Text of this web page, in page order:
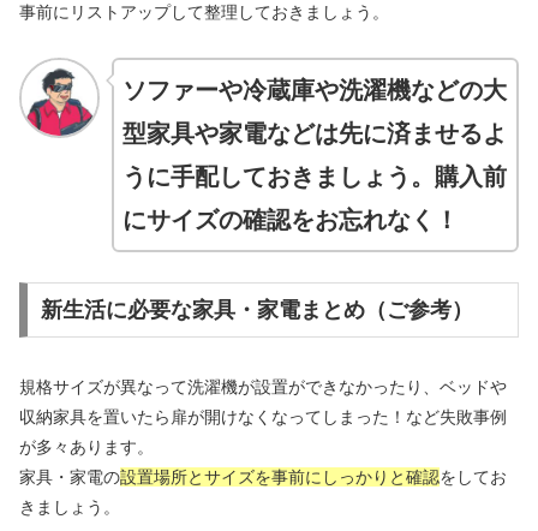
事前にリストアップして整理しておきましょう。
ソファーや冷蔵庫や洗濯機などの大
型家具や家電などは先に済ませるよ
うに手配しておきましょう。購入前
にサイズの確認をお忘れなく！
新生活に必要な家具・家電まとめ（ご参考）
規格サイズが異なって洗濯機が設置ができなかったり、ベッドや
収納家具を置いたら扉が開けなくなってしまった！など失敗事例
が多々あります。
家具・家電の設置場所とサイズを事前にしっかりと確認をしてお
きましょう。